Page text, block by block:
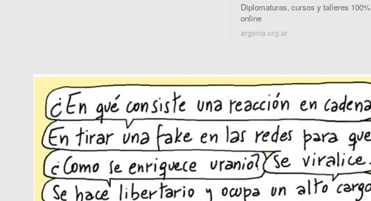
Diplomaturas, cursos y talleres 100%
online
argenia.org.ar